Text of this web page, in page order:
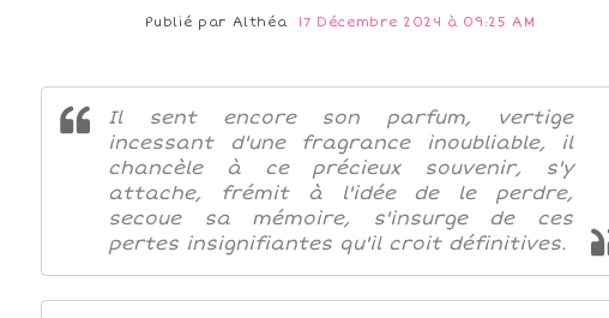
Publié par Althéa 17 Décembre 2024 à 09:25 AM
Il sent encore son parfum, vertige
incessant d'une fragrance inoubliable, il
chancèle à ce précieux souvenir, s'y
attache, frémit à l'idée de le perdre,
secoue sa mémoire, s'insurge de ces
pertes insignifiantes qu'il croit définitives.